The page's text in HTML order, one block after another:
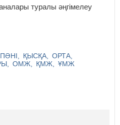
туралы әңгімелеу
ПӘНІ ҚЫСҚА
ОРТА
ОМЖ ҚМЖ ҰМЖ